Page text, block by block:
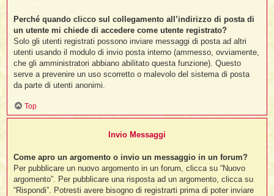
Perché quando clicco sul collegamento all’indirizzo di posta di
un utente mi chiede di accedere come utente registrato?
Solo gli utenti registrati possono inviare messaggi di posta ad altri
utenti usando il modulo di invio posta interno (ammesso, ovviamente,
che gli amministratori abbiano abilitato questa funzione). Questo
serve a prevenire un uso scorretto o malevolo del sistema di posta
da parte di utenti anonimi.
Top
Invio Messaggi
Come apro un argomento o invio un messaggio in un forum?
Per pubblicare un nuovo argomento in un forum, clicca su “Nuovo
argomento”. Per pubblicare una risposta ad un argomento, clicca su
“Rispondi”. Potresti avere bisogno di registrarti prima di poter inviare